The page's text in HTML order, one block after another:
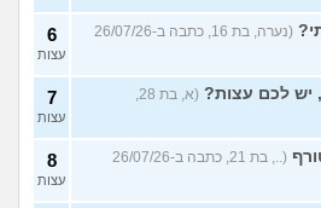
(נערה, בת 16, כתבה ב-26/07/26
6
עצות
יש לכם עצות?
(א, בת 28,
7
עצות
(.., בת 21, כתבה ב-26/07/26
8
עצות